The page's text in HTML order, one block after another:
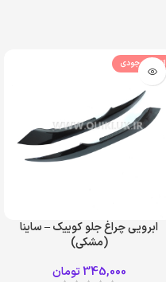
اتمام موجودی
ابرویی چراغ جلو کوییک – ساینا
(مشکی)
345,000 تومان